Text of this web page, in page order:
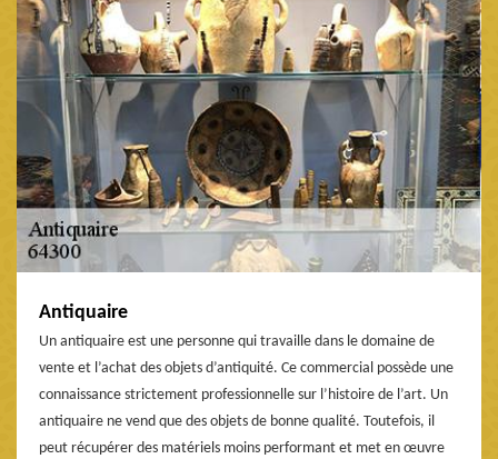
Antiquaire
Un antiquaire est une personne qui travaille dans le domaine de
vente et l’achat des objets d’antiquité. Ce commercial possède une
connaissance strictement professionnelle sur l’histoire de l’art. Un
antiquaire ne vend que des objets de bonne qualité. Toutefois, il
peut récupérer des matériels moins performant et met en œuvre